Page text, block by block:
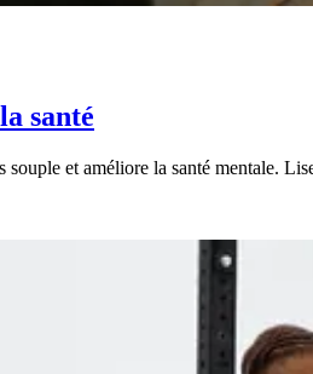
santé
et améliore la santé mentale.